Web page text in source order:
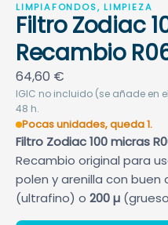
LIMPIAFONDOS, LIMPIEZA
Filtro Zodiac
Recambio
64,60 €
IGIC no incluido (se añade en
48 h.
Pocas unidades, queda 1.
Filtro Zodiac 100 micras
Recambio original para
polen y arenilla con buen
(ultrafino) o 200 µ